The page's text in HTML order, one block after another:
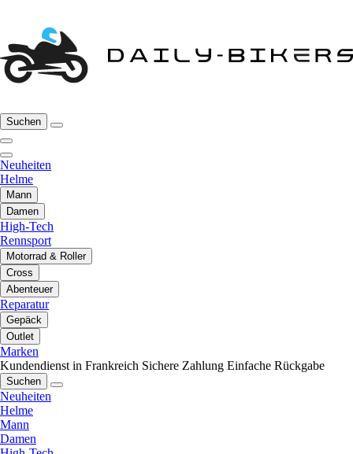
Suchen
Neuheiten
Helme
Mann
Damen
High-Tech
Rennsport
Motorrad & Roller
Cross
Abenteuer
Reparatur
Gepäck
Outlet
Marken
Kundendienst in Frankreich Sichere Zahlung Einfache Rückgabe
Suchen
Neuheiten
Helme
Mann
Damen